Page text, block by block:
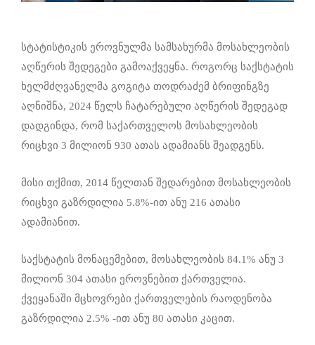
სტატისტიკის ეროვნულმა სამსახურმა მოსახლეობის
აღწერის შედეგები გამოაქვეყნა. როგორც საქსტატის
ხელმძღვანელმა გოგიტა თოდრაძემ ბრიფინგზე
აღნიშნა, 2024 წელს ჩატარებული აღწერის შედეგად
დადგინდა, რომ საქართველოს მოსახლეობის
რიცხვი 3 მილიონ 930 ათას ადამიანს შეადგენს.
მისი თქმით, 2014 წელთან შედარებით მოსახლეობის
რიცხვი გაზრდილია 5.8%-ით ანუ 216 ათასი
ადამიანით.
საქსტატის მონაცემებით, მოსახლეობის 84.1% ანუ 3
მილიონ 304 ათასი ეროვნებით ქართველია.
ქვეყანაში მცხოვრები ქართველების რაოდენობა
გაზრდილია 2.5% -ით ანუ 80 ათასი კაცით.